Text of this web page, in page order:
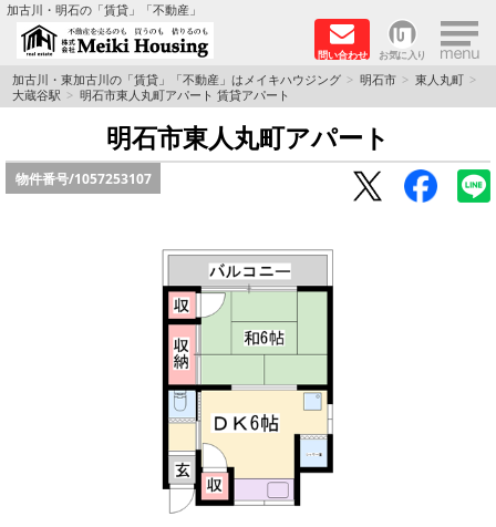
加古川・明石の「賃貸」「不動産」
問い合わせ お気に入り ×
TOPページ
☆メイキハウジングオススメ物件特集☆
都市ガス物件
◆新築物件の新設備で快適♪◆
加古川・東加古川の「賃貸」「不動産」はメイキハウジング 明石市
東人丸町
大蔵谷駅
明石市東人丸町アパート 賃貸アパート
明石市東人丸町アパート
物件番号/1057253107